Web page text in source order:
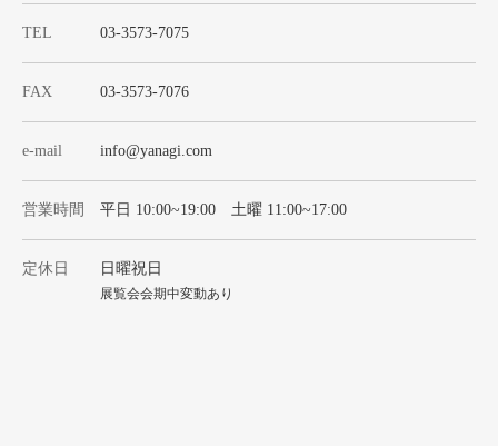
TEL 03-3573-7075
FAX 03-3573-7076
e-mail info@yanagi.com
営業時間 平日 10:00~19:00 土曜 11:00~17:00
定休日 日曜祝日
展覧会会期中変動あり